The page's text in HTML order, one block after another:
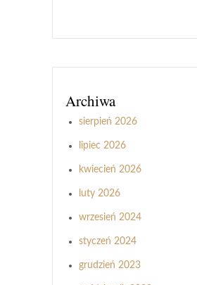
Archiwa
sierpień 2026
lipiec 2026
kwiecień 2026
luty 2026
wrzesień 2024
styczeń 2024
grudzień 2023